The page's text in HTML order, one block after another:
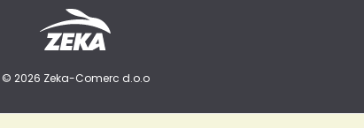
© 2026 Zeka-Comerc d.o.o